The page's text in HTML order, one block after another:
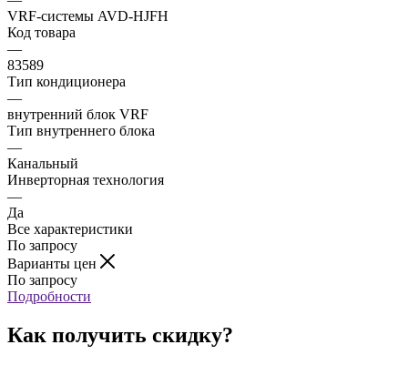
VRF-системы AVD-HJFH
Код товара
—
83589
Тип кондиционера
—
внутренний блок VRF
Тип внутреннего блока
—
Канальный
Инверторная технология
—
Да
Все характеристики
По запросу
Варианты цен
По запросу
Подробности
Как получить скидку?